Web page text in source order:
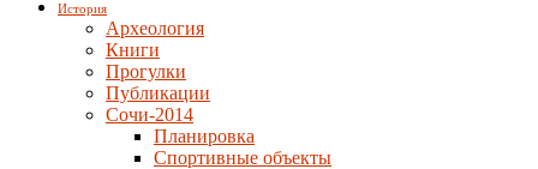
История
Археология
Книги
Прогулки
Публикации
Сочи-2014
Планировка
Спортивные объекты